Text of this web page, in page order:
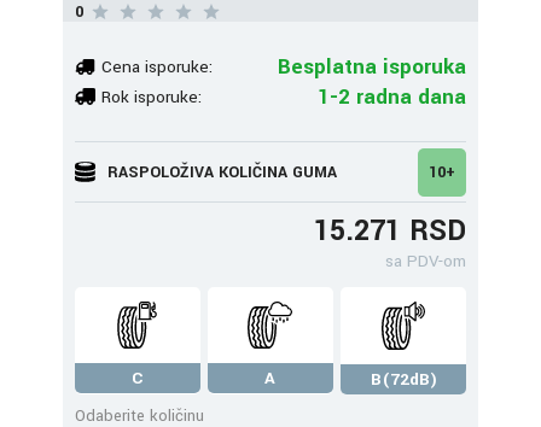
0
Cena isporuke: Besplatna isporuka
Rok isporuke: 1-2 radna dana
RASPOLOŽIVA KOLIČINA GUMA 10+
15.271 RSD
sa PDV-om
C A
B(72dB)
Odaberite količinu